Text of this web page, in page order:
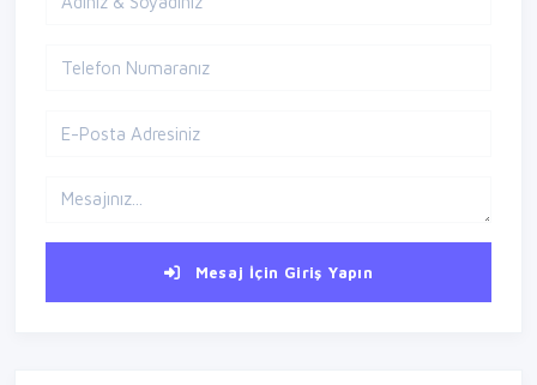
Mesaj İçin Giriş Yapın